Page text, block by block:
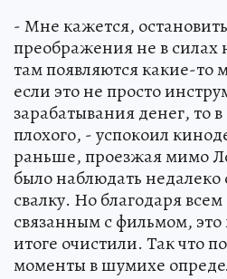
- Мне кажется,
преображения не в силах
там появляются какие-то
если это не просто
зарабатывания денег, то
плохого, - успокоил
раньше, проезжая мимо
было наблюдать недалеко
свалку. Но благодаря
связанным с фильмом, это
итоге очистили. Так что
моменты в шумихе